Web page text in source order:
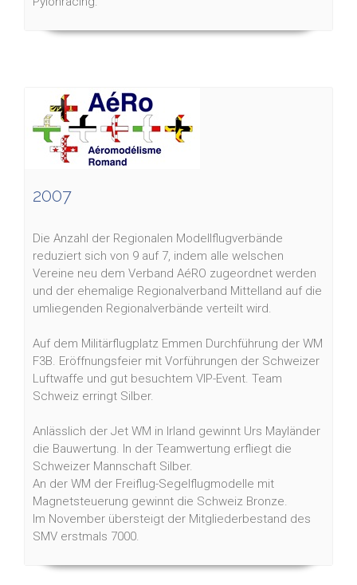
2007
Die Anzahl der Regionalen Modellflugverbände
reduziert sich von 9 auf 7, indem alle welschen
Vereine neu dem Verband AéRO zugeordnet werden
und der ehemalige Regionalverband Mittelland auf die
umliegenden Regionalverbände verteilt wird.
Auf dem Militärflugplatz Emmen Durchführung der WM
F3B. Eröffnungsfeier mit Vorführungen der Schweizer
Luftwaffe und gut besuchtem VIP-Event. Team
Schweiz erringt Silber.
Anlässlich der Jet WM in Irland gewinnt Urs Mayländer
die Bauwertung. In der Teamwertung erfliegt die
Schweizer Mannschaft Silber.
An der WM der Freiflug-Segelflugmodelle mit
Magnetsteuerung gewinnt die Schweiz Bronze.
Im November übersteigt der Mitgliederbestand des
SMV erstmals 7000.